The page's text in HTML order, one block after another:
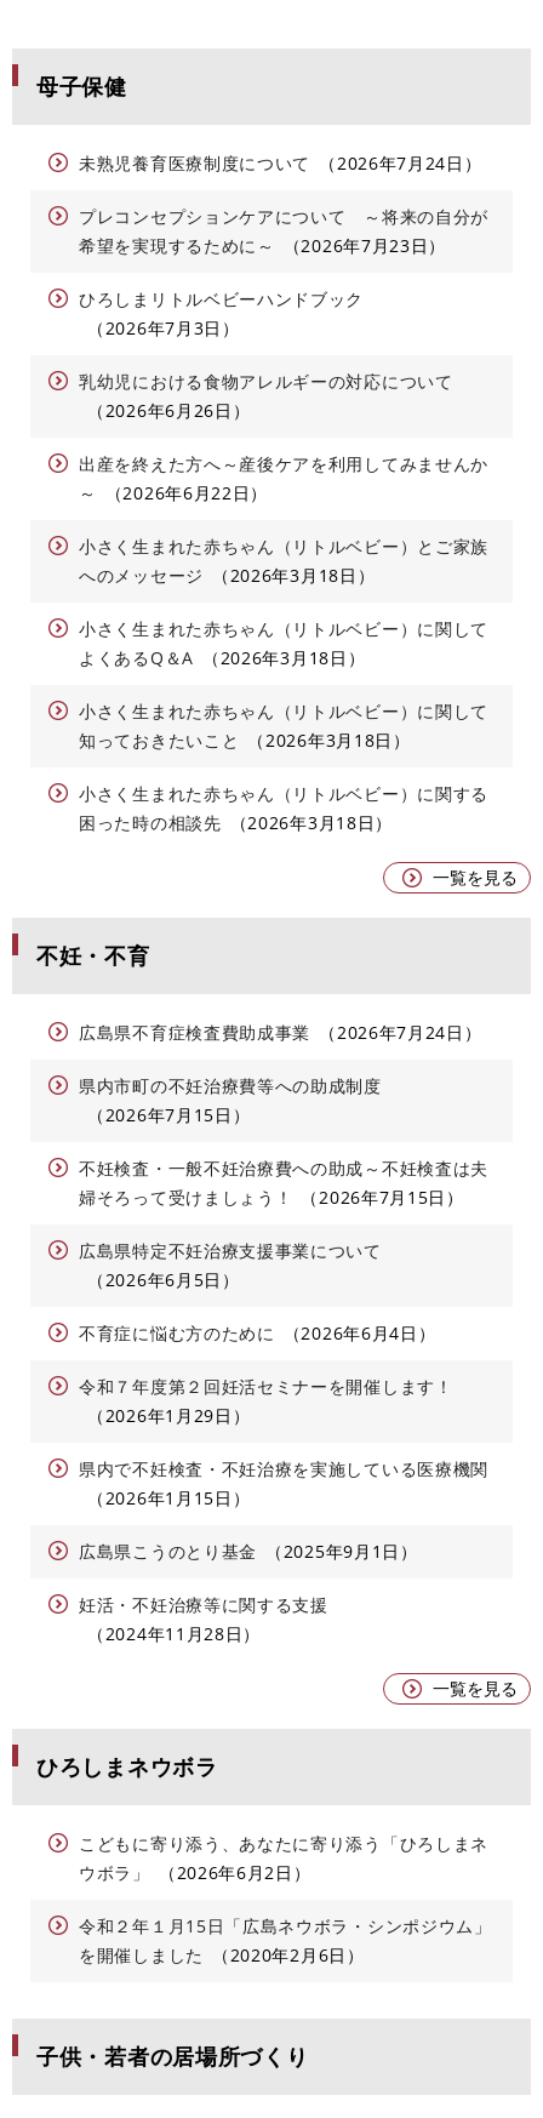
母子保健
未熟児養育医療制度について 2026年7月24日
プレコンセプションケアについて ～将来の自分が
希望を実現するために～
2026年7月23日
ひろしまリトルベビーハンドブック
2026年7月3日
乳幼児における食物アレルギーの対応について
2026年6月26日
出産を終えた方へ～産後ケアを利用してみませんか
～
2026年6月22日
小さく生まれた赤ちゃん（リトルベビー）とご家族
へのメッセージ
2026年3月18日
小さく生まれた赤ちゃん（リトルベビー）に関して
よくあるQ＆A
2026年3月18日
小さく生まれた赤ちゃん（リトルベビー）に関して
知っておきたいこと
2026年3月18日
小さく生まれた赤ちゃん（リトルベビー）に関する
困った時の相談先
2026年3月18日
一覧を見る
不妊・不育
広島県不育症検査費助成事業 2026年7月24日
県内市町の不妊治療費等への助成制度
2026年7月15日
不妊検査・一般不妊治療費への助成～不妊検査は夫
婦そろって受けましょう！
2026年7月15日
広島県特定不妊治療支援事業について
2026年6月5日
不育症に悩む方のために 2026年6月4日
令和７年度第２回妊活セミナーを開催します！
2026年1月29日
県内で不妊検査・不妊治療を実施している医療機関
2026年1月15日
広島県こうのとり基金 2025年9月1日
妊活・不妊治療等に関する支援
2024年11月28日
一覧を見る
ひろしまネウボラ
こどもに寄り添う、あなたに寄り添う「ひろしまネ
ウボラ」
2026年6月2日
令和２年１月15日「広島ネウボラ・シンポジウム」
を開催しました
2020年2月6日
子供・若者の居場所づくり